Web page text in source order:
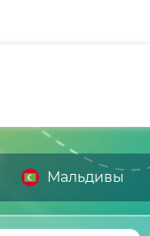
Мальдивы